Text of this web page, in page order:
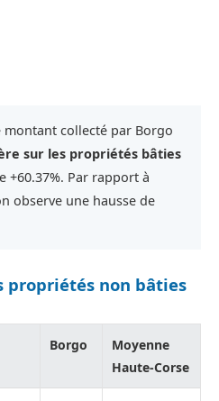
montant collecté par Borgo
sur les propriétés bâties
+60.37%. Par rapport à
observe une hausse de
propriétés non bâties
Borgo
Moyenne
Haute-Corse